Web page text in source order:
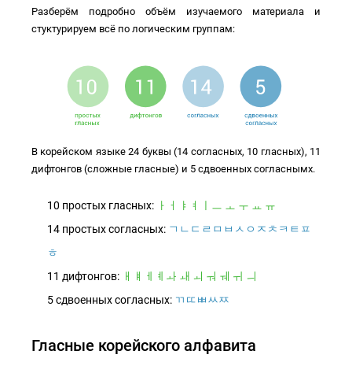
Разберём подробно объём изучаемого материала и
стуктурируем всё по логическим группам:
В корейском языке 24 буквы (14 согласных, 10 гласных), 11
дифтонгов (сложные гласные) и 5 сдвоенных согласнымх.
10 простых гласных: ㅏㅓㅑㅕㅣㅡ ㅗ ㅜ ㅛ ㅠ
14 простых согласных: ㄱㄴㄷㄹㅁㅂㅅㅇㅈㅊㅋㅌㅍ
ㅎ
11 дифтонгов: ㅐㅒㅔㅖㅘ ㅙ ㅚ ㅝ ㅞ ㅟ ㅢ
5 сдвоенных согласных: ㄲㄸㅃㅆㅉ
Гласные корейского алфавита